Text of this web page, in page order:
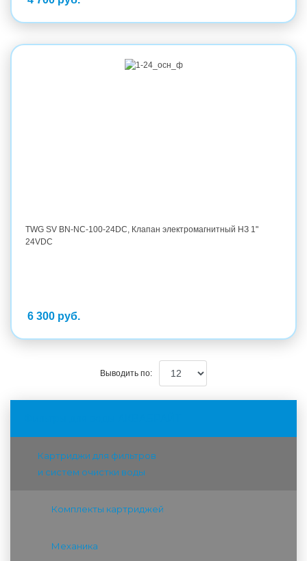
Картриджи для фильтров
и систем очистки воды
Комплекты картриджей
Механика
TWG SV BN-NC-100-24DC, Клапан электромагнитный НЗ 1"
24VDC
6 300 руб.
Выводить по: